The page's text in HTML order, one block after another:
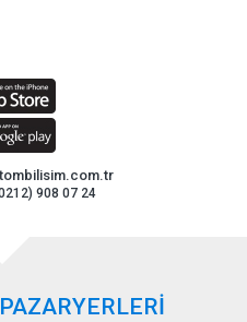
908 07 24
PAZARYERLERİ